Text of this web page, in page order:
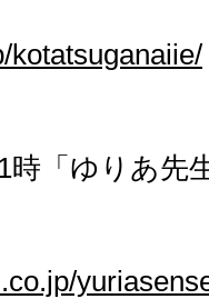
kotatsuganaiie/
「ゆりあ先